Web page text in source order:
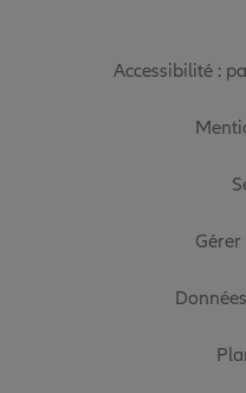
Accessibilité :